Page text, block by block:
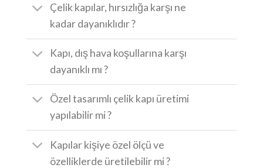
Çelik kapılar, hırsızlığa karşı ne
kadar dayanıklıdır ?
Kapı, dış hava koşullarına karşı
dayanıklı mı ?
Özel tasarımlı çelik kapı üretimi
yapılabilir mi ?
Kapılar kişiye özel ölçü ve
özelliklerde üretilebilir mi ?